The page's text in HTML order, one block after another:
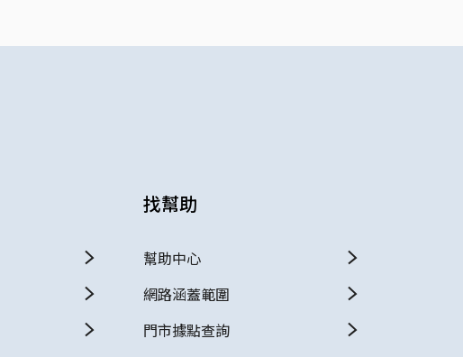
找幫助
幫助中心
網路涵蓋範圍
門市據點查詢